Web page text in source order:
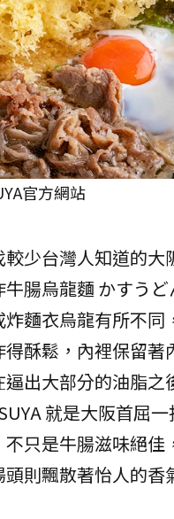
官方網站
少台灣人知道的大
腸烏龍麵 かすう
炸麵衣烏龍有所不同
得酥鬆，內裡保留著
逼出大部分的油脂之
就是大阪首屈
只是牛腸滋味絕佳
頭則飄散著怡人的香